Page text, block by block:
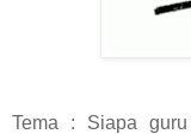
Tema : Siapa